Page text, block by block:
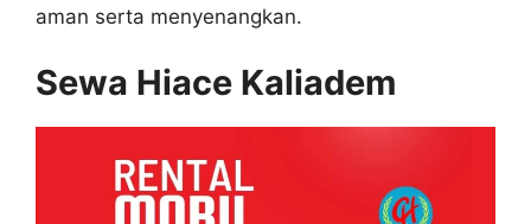
aman serta menyenangkan.
Sewa Hiace Kaliadem